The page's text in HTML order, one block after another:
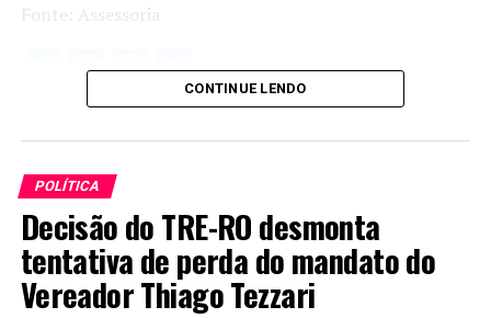
Fonte: Assessoria
Twitter
Facebook
WhatsApp
Share
CONTINUE LENDO
POLÍTICA
Decisão do TRE-RO desmonta
tentativa de perda do mandato do
Vereador Thiago Tezzari